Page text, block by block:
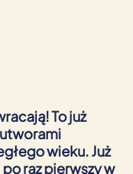
To już
wieku. Już
raz pierwszy w